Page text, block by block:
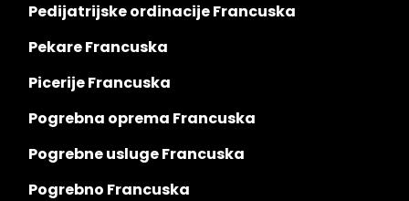
Pedijatrijske ordinacije Francuska
Pekare Francuska
Picerije Francuska
Pogrebna oprema Francuska
Pogrebne usluge Francuska
Pogrebno Francuska